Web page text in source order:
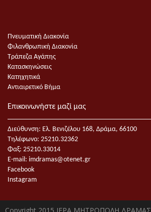
Πνευματική Διακονία
Φιλανθρωπική Διακονία
Τράπεζα Αγάπης
Κατασκηνώσεις
Κατηχητικά
Αντιαιρετικό Βήμα
Επικοινωνήστε μαζί μας
Διεύθυνση: Ελ. Βενιζέλου 168, Δράμα, 66100
Τηλέφωνο: 25210.32362
Φαξ: 25210.33014
E-mail: imdramas@otenet.gr
Facebook
Instagram